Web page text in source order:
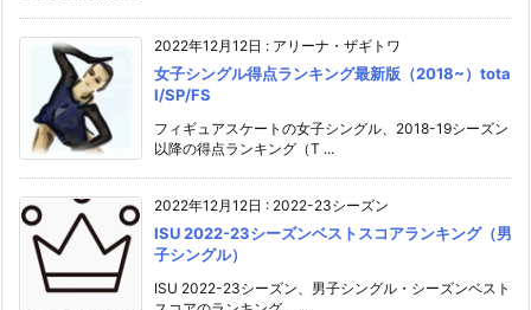
2022年12月12日 : アリーナ・ザギトワ
女子シングル得点ランキング最新版（2018~）tota
l/SP/FS
フィギュアスケートの女子シングル、2018-19シーズン
以降の得点ランキング（T ...
2022年12月12日 : 2022-23シーズン
ISU 2022-23シーズンベストスコアランキング（男
子シングル）
ISU 2022-23シーズン、男子シングル・シーズンベスト